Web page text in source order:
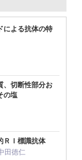
による抗体の特
、切断性部分お
の塩
ＲＩ標識抗体
田徳仁